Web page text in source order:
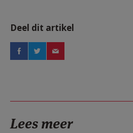
Deel dit artikel
Lees meer